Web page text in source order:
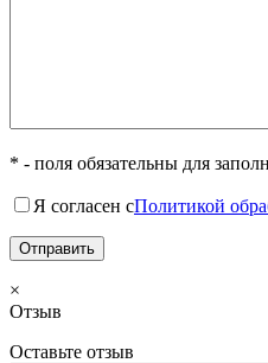
* - поля обязательны для
Я согласен сПолитикой
×
Отзыв
Оставьте отзыв